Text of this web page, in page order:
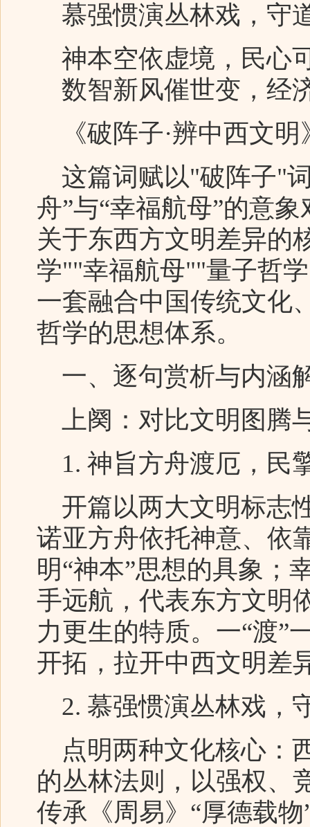
慕强惯演丛林戏，守
神本空依虚境，民心
数智新风催世变，经
《破阵子·辨中西文明
这篇词赋以"破阵子"
舟”与“幸福航母”的意
关于东西方文明差异的
学""幸福航母""量子哲
一套融合中国传统文化
哲学的思想体系。
一、逐句赏析与内涵
上阕：对比文明图腾
1. 神旨方舟渡厄，民
开篇以两大文明标志
诺亚方舟依托神意、依
明“神本”思想的具象；
手远航，代表东方文明
力更生的特质。一“渡”
开拓，拉开中西文明差
2. 慕强惯演丛林戏，
点明两种文化核心：
的丛林法则，以强权、
传承《周易》“厚德载